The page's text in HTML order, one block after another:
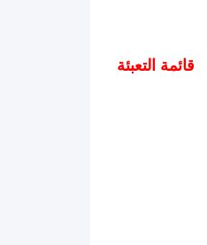
قائمة التعبئة